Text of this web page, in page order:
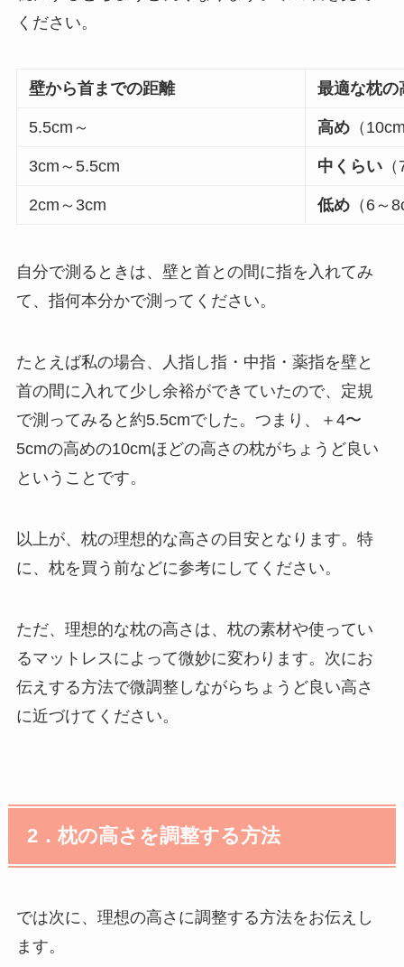
ください。
壁から首までの距離 最適な枕の
5.5cm～ 高め （
3cm～5.5cm 中くらい
2cm～3cm 低め （6～
自分で測るときは、壁と首との間に指を入れてみ
て、指何本分かで測ってください。
たとえば私の場合、人指し指・中指・薬指を壁と
首の間に入れて少し余裕ができていたので、定規
で測ってみると約5.5cmでした。つまり、＋4〜
5cmの高めの10cmほどの高さの枕がちょうど良い
ということです。
以上が、枕の理想的な高さの目安となります。特
に、枕を買う前などに参考にしてください。
ただ、理想的な枕の高さは、枕の素材や使ってい
るマットレスによって微妙に変わります。次にお
伝えする方法で微調整しながらちょうど良い高さ
に近づけてください。
2 ．枕の高さを調整する方法
では次に、理想の高さに調整する方法をお伝えし
ます。